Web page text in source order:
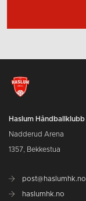
Haslum Håndballklubb
Nadderud Arena
1357, Bekkestua
post@haslumhk.no
haslumhk.no